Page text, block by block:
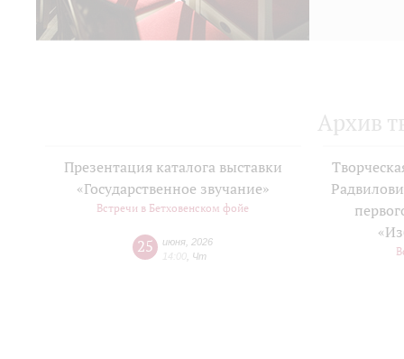
Архив
Презентация каталога выставки
«Государственное звучание»
Встречи в Бетховенском фойе
25 июня 2026
14:00 Чт